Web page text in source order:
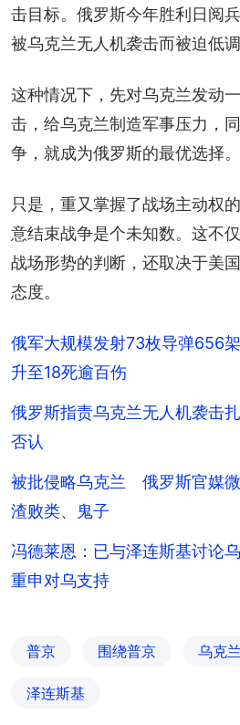
击目标。俄罗斯今年胜利日阅
被乌克兰无人机袭击而被迫低调
这种情况下，先对乌克兰发动
击，给乌克兰制造军事压力，
争，就成为俄罗斯的最优选择。
只是，重又掌握了战场主动权
意结束战争是个未知数。这不
战场形势的判断，还取决于美
态度。
俄军大规模发射73枚导弹656
升至18死逾百伤
俄罗斯指责乌克兰无人机袭击
否认
被批侵略乌克兰 俄罗斯官媒
渣败类、鬼子
冯德莱恩：已与泽连斯基讨论
重申对乌支持
普京 围绕普京 乌克兰
泽连斯基